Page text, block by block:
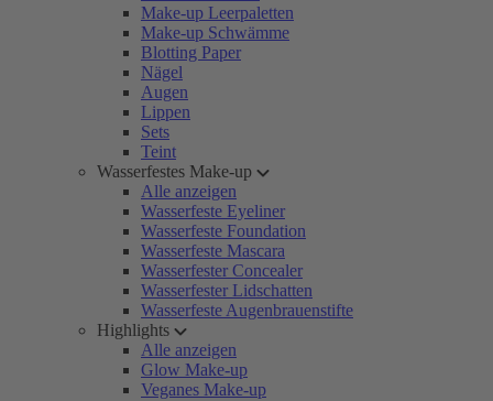
Make-up Leerpaletten
Make-up Schwämme
Blotting Paper
Nägel
Augen
Lippen
Sets
Teint
Wasserfestes Make-up
Alle anzeigen
Wasserfeste Eyeliner
Wasserfeste Foundation
Wasserfeste Mascara
Wasserfester Concealer
Wasserfester Lidschatten
Wasserfeste Augenbrauenstifte
Highlights
Alle anzeigen
Glow Make-up
Veganes Make-up